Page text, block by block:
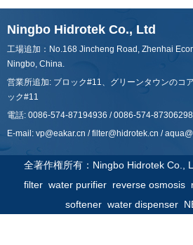
Ningbo Hidrotek Co., Ltd
工場追加：No.168 Jincheng Road, Zhenhai
Ningbo, China.
営業所追加: ブロック#11、グリーンタウンのコ
ック#11
電話: 0086-574-87194936 / 0086-574-
E-mail: vp@eakar.cn /filter@hidrotek.cn /
全著作権所有：Ningbo Hidrotek Co.,
filter water purifier reverse osmosis
softener water dispenser